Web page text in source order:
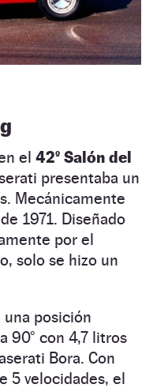
el 42º Salón del
presentaba un
Mecánicamente
1971. Diseñado
por el
solo se hizo un
posición
90° con 4,7 litros
Bora. Con
5 velocidades, el